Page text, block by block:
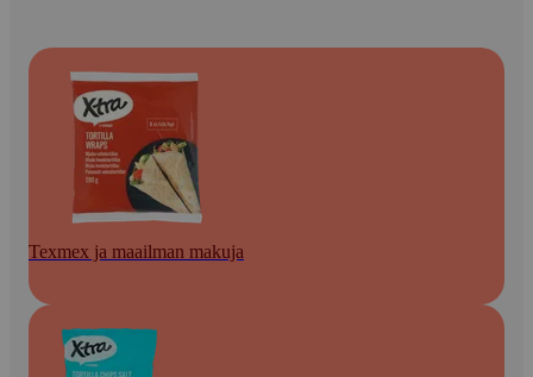
Texmex ja maailman makuja